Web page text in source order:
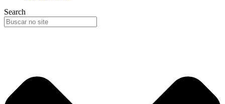
Search